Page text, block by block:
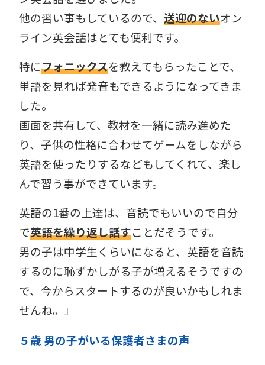
他の習い事もしているので、 送迎のないオン
ライン英会話はとても便利です。
特にフォニックスを教えてもらったことで、
単語を見れば発音もできるようになってきま
した。
画面を共有して、教材を一緒に読み進めた
り、子供の性格に合わせてゲームをしながら
英語を使ったりするなどもしてくれて、楽し
んで習う事ができています。
英語の1番の上達は、音読でもいいので自分
で英語を繰り返し話すことだそうです。
男の子は中学生くらいになると、英語を音読
するのに恥ずかしがる子が増えるそうですの
で、今からスタートするのが良いかもしれま
せんね。」
５歳 男の子がいる保護者さまの声